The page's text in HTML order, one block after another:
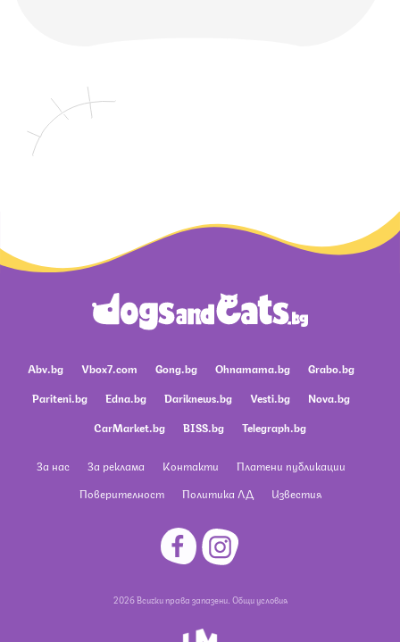
Abv.bg Vbox7.com Gong.bg Ohnamama.bg
Grabo.bg
Pariteni.bg
Edna.bg Dariknews.bg Vesti.bg
Nova.bg
CarMarket.bg
BISS.bg Telegraph.bg
За нас За реклама Контакти
Платени публикации
Поверителност
Политика ЛД Известия
2026 Всички права запазени. Общи условия